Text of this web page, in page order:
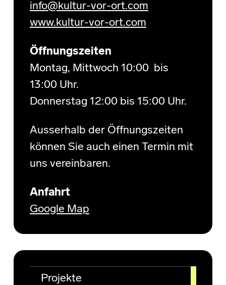
info@kultur-vor-ort.com
www.kultur-vor-ort.com
Öffnungszeiten
Montag, Mittwoch 10:00 bis
13:00 Uhr.
Donnerstag 12:00 bis 15:00 Uhr.
Ausserhalb der Öffnungszeiten
können Sie auch einen Termin mit
uns vereinbaren.
Anfahrt
Google Map
Projekte